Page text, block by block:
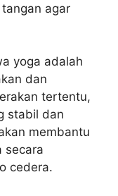
agar
yoga adalah
dan
tertentu,
stabil dan
membantu
secara
cedera.